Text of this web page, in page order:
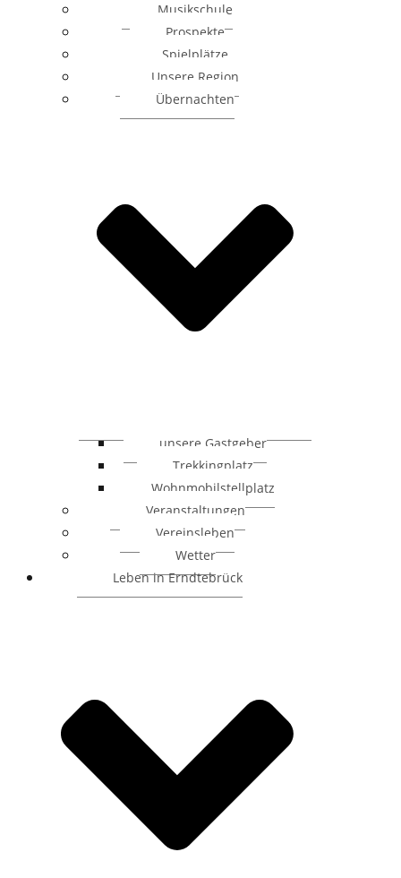
Musikschule
Prospekte
Spielplätze
Unsere Region
Übernachten
unsere Gastgeber
Trekkingplatz
Wohnmobilstellplatz
Veranstaltungen
Vereinsleben
Wetter
Leben in Erndtebrück